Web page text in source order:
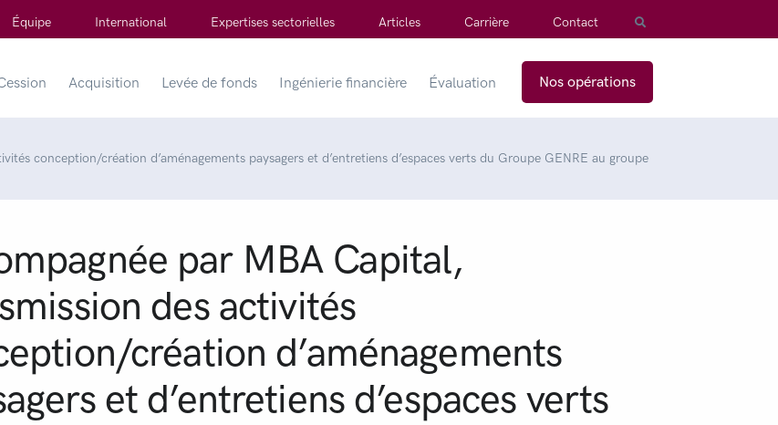
Équipe International Expertises sectorielles Articles Carrière Contact
Acquisition Levée de fonds Ingénierie financière Évaluation Nos opérations
conception/création d’aménagements paysagers et d’entretiens d’espaces verts du Groupe GENRE au groupe
par MBA Capital,
des activités
création d’aménagements
et d’entretiens d’espaces verts